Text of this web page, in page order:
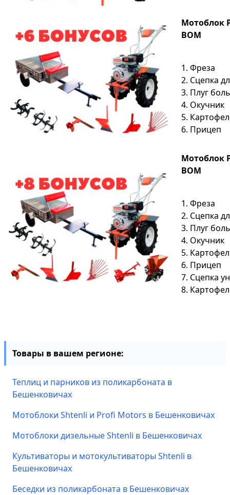
Мотоблок
ВОМ
1. Фреза
2. Сцепка
3. Плуг
4. Окучник
5.
6. Прицеп
Мотоблок
ВОМ
1. Фреза
2. Сцепка
3. Плуг
4. Окучник
5.
6. Прицеп
7. Сцепка
8.
Товары в вашем регионе:
Теплиц и парников из поликарбоната в
Бешенковичах
Мотоблоки Shtenli и Profi Motors в Бешенковичах
Мотоблоки дизельные Shtenli в Бешенковичах
Культиваторы и мотокультиваторы Shtenli в
Бешенковичах
Беседки из поликарбоната в Бешенковичах